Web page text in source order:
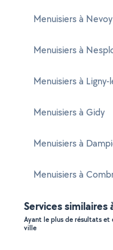
Menuisiers à Nevoy
Menuisiers à
Menuisiers à Ligny-
Menuisiers à Gidy
Menuisiers à
Menuisiers à
Services similaires
Ayant le plus de résultats
ville